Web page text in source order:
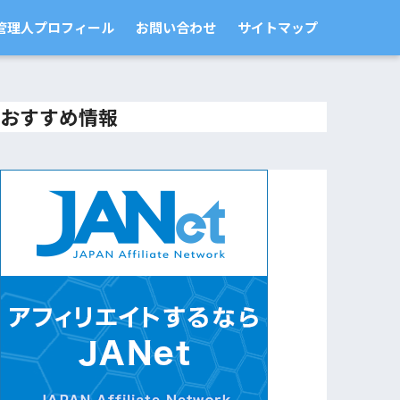
理人プロフィール お問い合わせ サイトマップ
おすすめ情報